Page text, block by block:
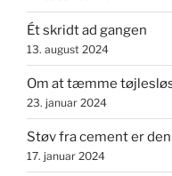
Ét skridt ad gangen
13. august 2024
Om at tæmme
23. januar 2024
Støv fra cement er
17. januar 2024